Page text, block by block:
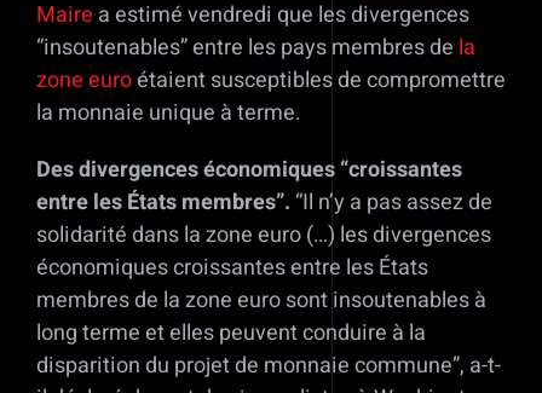
Maire a estimé vendredi que les divergences
“insoutenables” entre les pays membres de la
zone euroétaient susceptibles de compromettre
la monnaie unique à terme.
Des divergences économiques “croissantes
entre les États membres”. “Il n’y a pas assez de
solidarité dans la zone euro (…) les divergences
économiques croissantes entre les États
membres de la zone euro sont insoutenables à
long terme et elles peuvent conduire à la
disparition du projet de monnaie commune”, a-t-